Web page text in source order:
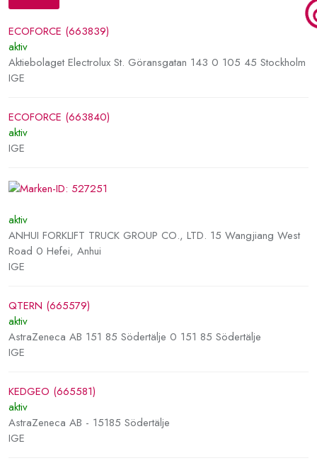
ECOFORCE (663839)
aktiv
Aktiebolaget Electrolux St. Göransgatan 143 0 105 45 Stockholm
IGE
ECOFORCE (663840)
aktiv
IGE
aktiv
ANHUI FORKLIFT TRUCK GROUP CO., LTD. 15 Wangjiang West
Road 0 Hefei, Anhui
IGE
QTERN (665579)
aktiv
AstraZeneca AB 151 85 Södertälje 0 151 85 Södertälje
IGE
KEDGEO (665581)
aktiv
AstraZeneca AB - 15185 Södertälje
IGE